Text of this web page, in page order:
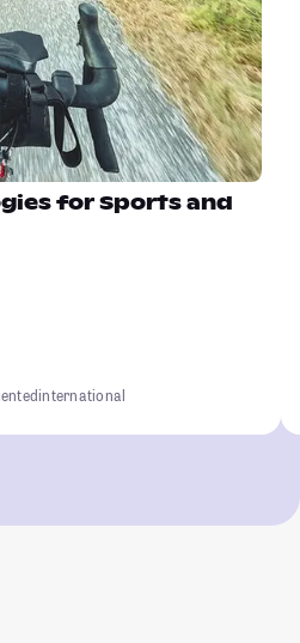
for Sports and
international